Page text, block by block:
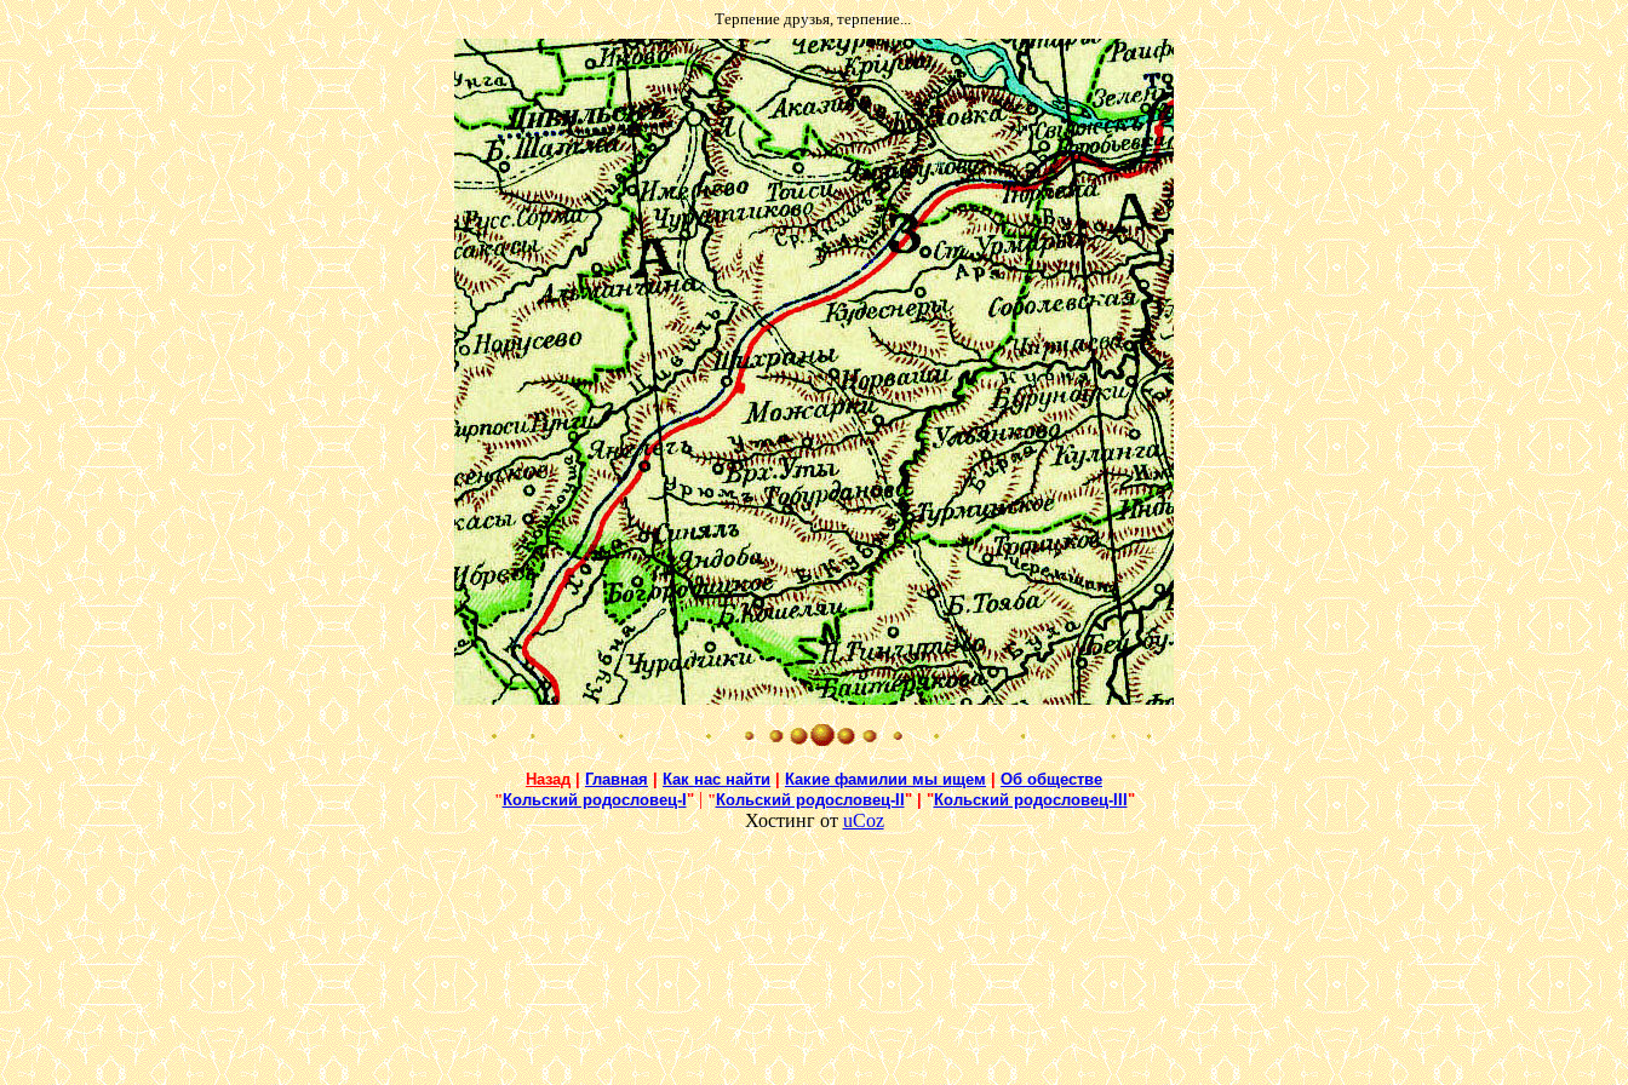
Терпение друзья, терпение...
Назад |Главная|Как нас найти|Какие фамилии мы ищем|Об обществе
"Кольский родословец-I"|"Кольский родословец-II" | "Кольский родословец-III"
Хостинг отuCoz